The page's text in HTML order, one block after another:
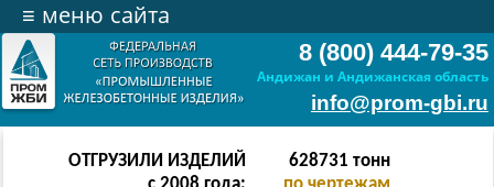
8 (800) 444-79-35
Андижан и Андижанская область
info@prom-gbi.ru
≡ меню сайта
ОТГРУЗИЛИ ИЗДЕЛИЙ
628731 тонн